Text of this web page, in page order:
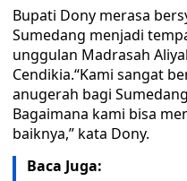
Bupati Dony merasa
Sumedang menjadi
unggulan Madrasah
Cendikia.“Kami sangat
anugerah bagi
Bagaimana kami bisa
baiknya,” kata Dony.
Baca Juga: